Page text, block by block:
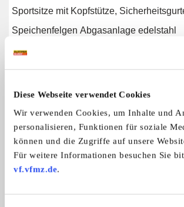
Diese Webseite verwendet Cookies
Wir verwenden Cookies, um Inhalte und
personalisieren, Funktionen für soziale
können und die Zugriffe auf unsere
Für weitere Informationen besuchen Sie
vf.vfmz.de.
Sportsitze mit Kopfstütze,
Speichenfelgen Abgasanlage edelstahl
Targa Hardtop, Dachhälften abnehmbar